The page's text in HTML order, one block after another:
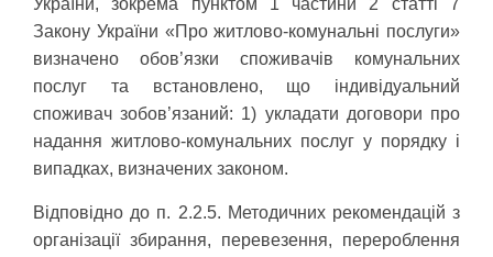
України, зокрема пунктом 1 частини 2 статті 7
Закону України «Про житлово-комунальні послуги»
визначено обов’язки споживачів комунальних
послуг та встановлено, що індивідуальний
споживач зобов’язаний: 1) укладати договори про
надання житлово-комунальних послуг у порядку і
випадках, визначених законом.
Відповідно до п. 2.2.5. Методичних рекомендацій з
організації збирання, перевезення, перероблення